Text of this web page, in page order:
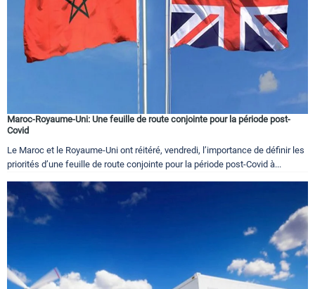
Maroc-Royaume-Uni: Une feuille de route conjointe pour la période post-
Covid
Le Maroc et le Royaume-Uni ont réitéré, vendredi, l’importance de définir les
priorités d’une feuille de route conjointe pour la période post-Covid à...